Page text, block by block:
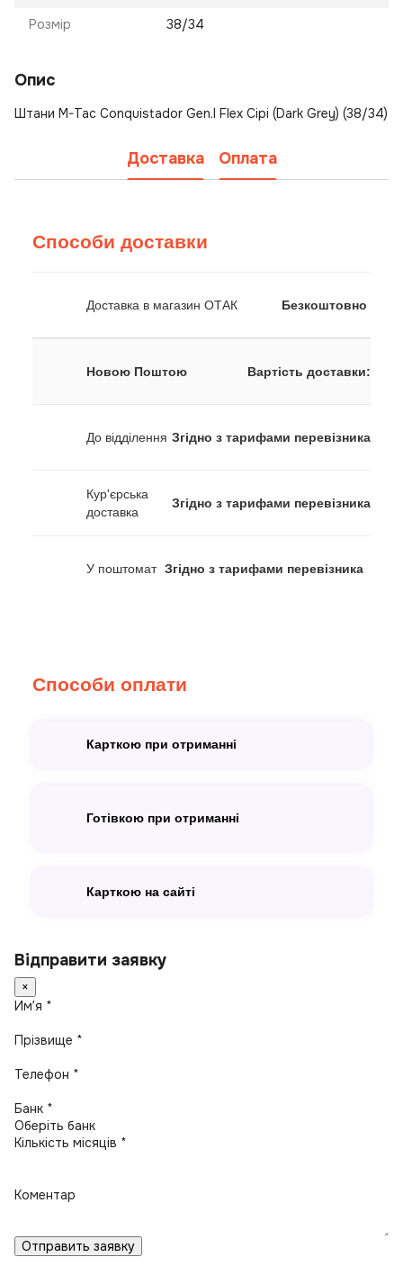
Розмір 38/34
Опис
Штани M-Tac Conquistador Gen.I Flex Сірі (Dark Grey) (38/34)
Доставка Оплата
Способи доставки
Доставка в магазин ОТАК Безкоштовно
Новою Поштою Вартість доставки:
До відділення Згідно з тарифами перевізника
Кур'єрська
доставка
Згідно з тарифами перевізника
У поштомат Згідно з тарифами перевізника
Способи оплати
Карткою при отриманні
Готівкою при отриманні
Карткою на сайті
Відправити заявку
×
Имʼя *
Прізвище *
Телефон *
Банк *
Кількість місяців *
Коментар
Отправить заявку